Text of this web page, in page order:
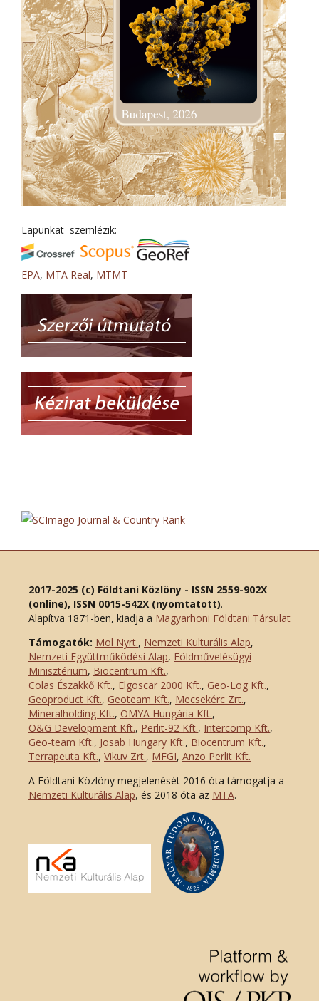
Lapunkat szemlézik:
EPA, MTA Real, MTMT
2017-2025 (c) Földtani Közlöny - ISSN 2559-902X
(online), ISSN 0015-542X (nyomtatott).
Alapítva 1871-ben, kiadja a Magyarhoni Földtani Társulat
Támogatók: Mol Nyrt., Nemzeti Kulturális Alap,
Nemzeti Együttműködési Alap, Földművelésügyi
Minisztérium, Biocentrum Kft.,
Colas Északkő Kft., Elgoscar 2000 Kft., Geo-Log Kft.,
Geoproduct Kft., Geoteam Kft., Mecsekérc Zrt.,
Mineralholding Kft., OMYA Hungária Kft.,
O&G Development Kft., Perlit-92 Kft., Intercomp Kft.,
Geo-team Kft., Josab Hungary Kft., Biocentrum Kft.,
Terrapeuta Kft., Vikuv Zrt., MFGI, Anzo Perlit Kft.
A Földtani Közlöny megjelenését 2016 óta támogatja a
Nemzeti Kulturális Alap, és 2018 óta az MTA.